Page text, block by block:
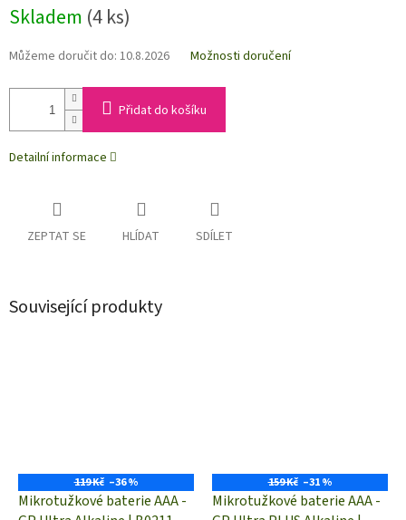
Skladem (4 ks)
Můžeme doručit do: 10.8.2026 Možnosti doručení
Přidat do košíku
Detailní informace
ZEPTAT SE HLÍDAT SDÍLET
Související produkty
119 Kč –36 %
Mikrotužkové baterie AAA -
159 Kč –31 %
Mikrotužkové baterie AAA -